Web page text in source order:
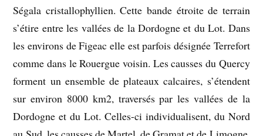
Ségala cristallophyllien. Cette bande étroite de terrain
s’étire entre les vallées de la Dordogne et du Lot. Dans
les environs de Figeac elle est parfois désignée Terrefort
comme dans le Rouergue voisin. Les causses du Quercy
forment un ensemble de plateaux calcaires, s’étendent
sur environ 8000 km2, traversés par les vallées de la
Dordogne et du Lot. Celles-ci individualisent, du Nord